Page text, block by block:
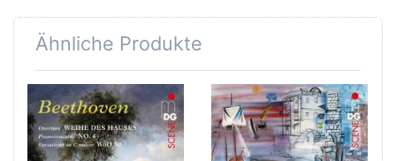
Uraufführung immer noch voller Rätsel und
Wunder steckt.
frisch ans Werk
Schon das titanische Anfangsthema hat es in sich:
Mit mächtigem Paukenwirbel beginnend, scheint
Ähnliche Produkte